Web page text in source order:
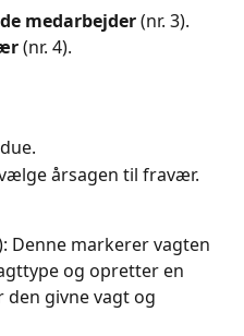
medarbejder (nr. 3).
(nr. 4).
årsagen til fravær.
Denne markerer vagten
og opretter en
givne vagt og